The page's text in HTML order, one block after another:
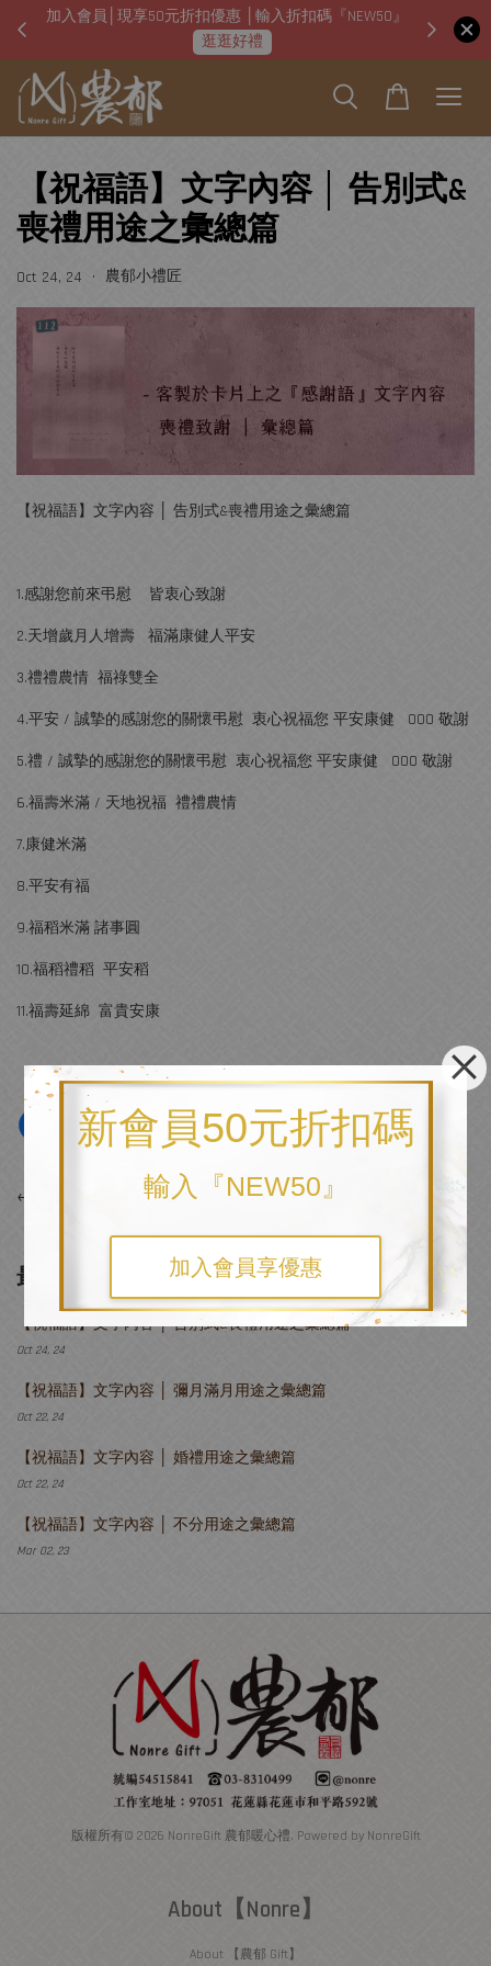
新會員50元折扣碼
輸入『NEW50』
加入會員享優惠
加入會員│現享50元折扣優惠 │輸入折扣碼『NEW50』
逛逛好禮
即日
【祝福語】文字內容 │ 告別式&
喪禮用途之彙總篇
Oct 24, 24 • 農郁小禮匠
【祝福語】文字內容 │ 告別式&喪禮用途之彙總篇
1.感謝您前來弔慰 皆衷心致謝
2.天增歲月人增壽 福滿康健人平安
3.禮禮農情 福祿雙全
4.平安 / 誠摯的感謝您的關懷弔慰 衷心祝福您 平安康健 OOO 敬謝
5.禮 / 誠摯的感謝您的關懷弔慰 衷心祝福您 平安康健 OOO 敬謝
6.福壽米滿 / 天地祝福 禮禮農情
7.康健米滿
8.平安有福
9.福稻米滿 諸事圓
10.福稻禮稻 平安稻
11.福壽延綿 富貴安康
←
最新文章
【祝福語】文字內容 │ 告別式&喪禮用途之彙總篇
Oct 24, 24
【祝福語】文字內容 │ 彌月滿月用途之彙總篇
Oct 22, 24
【祝福語】文字內容 │ 婚禮用途之彙總篇
Oct 22, 24
【祝福語】文字內容 │ 不分用途之彙總篇
Mar 02, 23
版權所有© 2026 NonreGift 農郁暖心禮. Powered by NonreGift
About【Nonre】
About 【農郁 Gift】